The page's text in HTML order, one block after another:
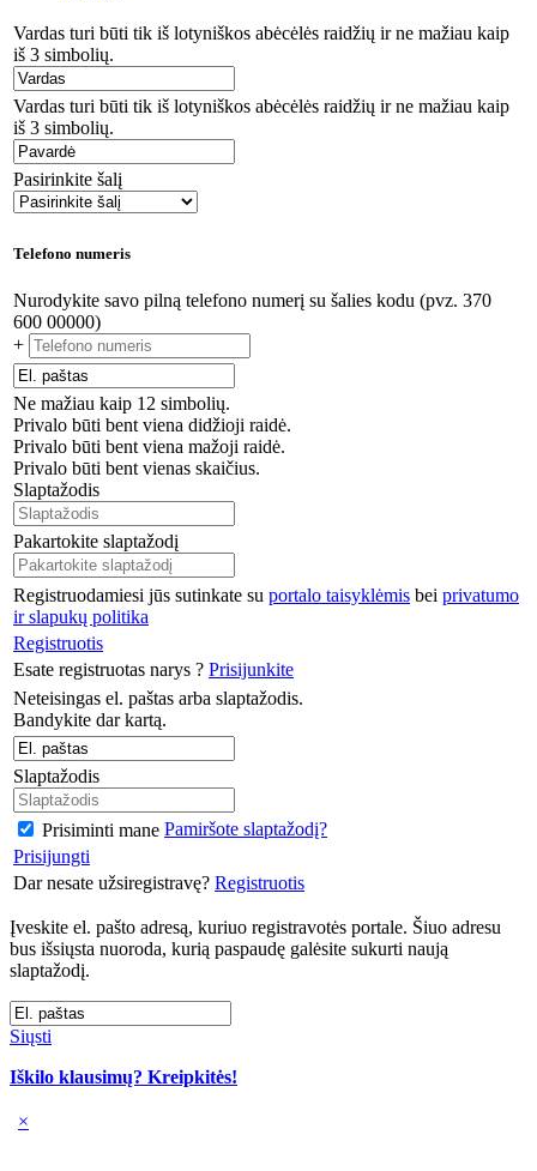
Vardas turi būti tik iš lotyniškos abėcėlės raidžių ir ne mažiau kaip
iš 3 simbolių.
Vardas turi būti tik iš lotyniškos abėcėlės raidžių ir ne mažiau kaip
iš 3 simbolių.
Pasirinkite šalį
Telefono numeris
Nurodykite savo pilną telefono numerį su šalies kodu (pvz. 370
600 00000)
+
Ne mažiau kaip 12 simbolių.
Privalo būti bent viena didžioji raidė.
Privalo būti bent viena mažoji raidė.
Privalo būti bent vienas skaičius.
Slaptažodis
Pakartokite slaptažodį
Registruodamiesi jūs sutinkate su portalo taisyklėmis bei privatumo
ir slapukų politika
Registruotis
Esate registruotas narys ? Prisijunkite
Neteisingas el. paštas arba slaptažodis.
Bandykite dar kartą.
Slaptažodis
Prisiminti mane Pamiršote slaptažodį?
Prisijungti
Dar nesate užsiregistravę? Registruotis
Įveskite el. pašto adresą, kuriuo registravotės portale. Šiuo adresu
bus išsiųsta nuoroda, kurią paspaudę galėsite sukurti naują
slaptažodį.
Siųsti
Iškilo klausimų? Kreipkitės!
×